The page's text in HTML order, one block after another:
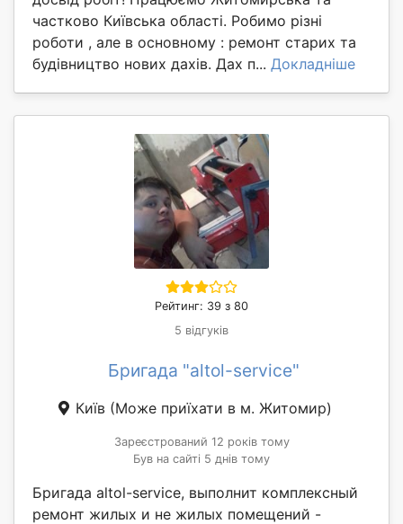
частково Київська області. Робимо різні
роботи , але в основному : ремонт старих та
будівництво нових дахів. Дах п... Докладніше
Рейтинг: 39 з 80
5 відгуків
Бригада "altol-service"
Київ (Може приїхати в м. Житомир)
Зареєстрований 12 років тому
Був на сайті 5 днів тому
Бригада altol-service, выполнит комплексный
ремонт жилых и не жилых помещений -